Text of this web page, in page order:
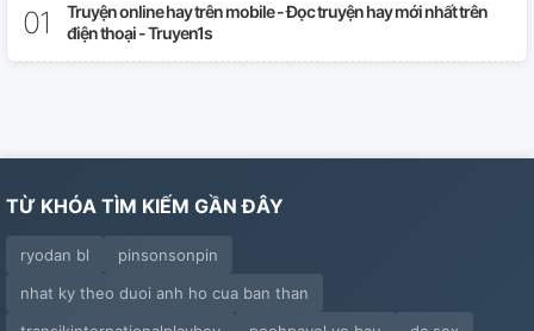
Truyện online hay trên mobile - Đọc truyện hay mới nhất trên
điện thoại - Truyen1s
TỪ KHÓA TÌM KIẾM GẦN ĐÂY
ryodan bl
pinsonsonpin
nhat ky theo duoi anh ho cua ban than